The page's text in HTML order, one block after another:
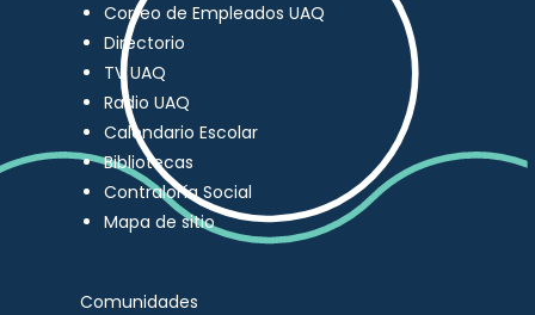
Correo de Empleados UAQ
Directorio
TV UAQ
Radio UAQ
Calendario Escolar
Bibliotecas
Contraloría Social
Mapa de sitio
Comunidades